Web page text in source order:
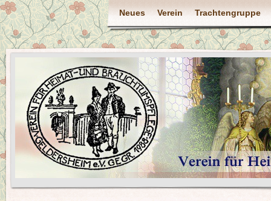
Neues Verein Trachtengruppe